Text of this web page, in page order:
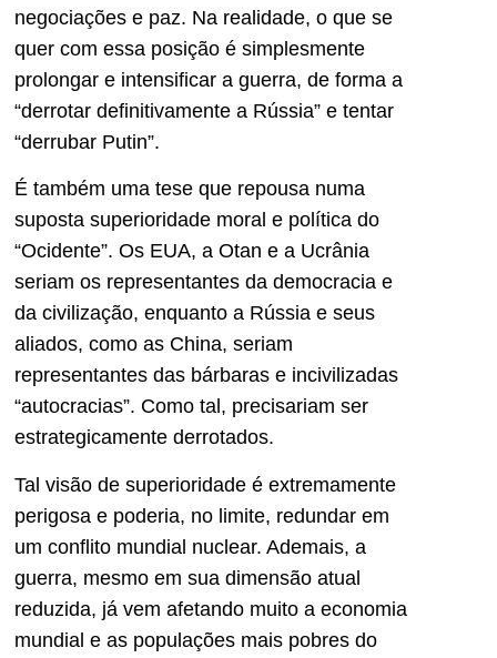
negociações e paz. Na realidade, o que se
quer com essa posição é simplesmente
prolongar e intensificar a guerra, de forma a
“derrotar definitivamente a Rússia” e tentar
“derrubar Putin”.
É também uma tese que repousa numa
suposta superioridade moral e política do
“Ocidente”. Os EUA, a Otan e a Ucrânia
seriam os representantes da democracia e
da civilização, enquanto a Rússia e seus
aliados, como as China, seriam
representantes das bárbaras e incivilizadas
“autocracias”. Como tal, precisariam ser
estrategicamente derrotados.
Tal visão de superioridade é extremamente
perigosa e poderia, no limite, redundar em
um conflito mundial nuclear. Ademais, a
guerra, mesmo em sua dimensão atual
reduzida, já vem afetando muito a economia
mundial e as populações mais pobres do